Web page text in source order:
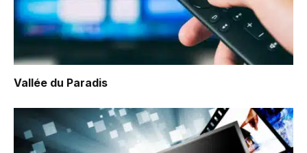
Vallée du Paradis